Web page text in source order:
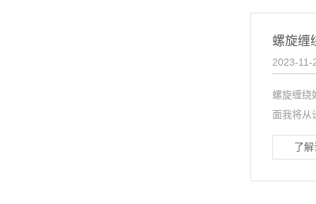
螺旋缠
2023-11-
螺旋缠
面我将
了